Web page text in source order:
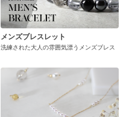
メンズブレスレット
洗練された大人の雰囲気漂うメンズブレス